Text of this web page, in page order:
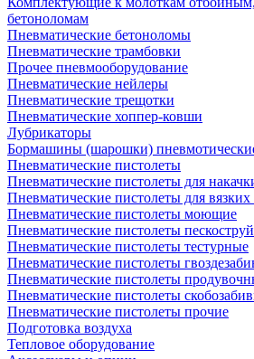
бетоноломам
Пневматические бетоноломы
Пневматические трамбовки
Прочее пневмооборудование
Пневматические нейлеры
Пневматические трещотки
Пневматические хоппер-ковши
Лубрикаторы
Бормашины (шарошки)
Пневматические пистолеты
Пневматические пистолеты для
Пневматические пистолеты для
Пневматические пистолеты моющие
Пневматические пистолеты
Пневматические пистолеты тестурные
Пневматические пистолеты
Пневматические пистолеты
Пневматические пистолеты
Пневматические пистолеты прочие
Подготовка воздуха
Тепловое оборудование